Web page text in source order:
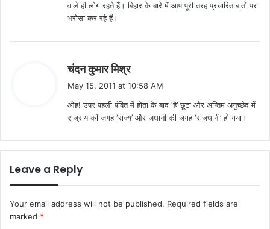
वाले ही लोग रहते हैं। बिहार के बारे में आप पूरी तरह प्रचारित बातों पर
भरोसा कर रहे हैं।
चंदन कुमार मिश्रs
s
:
May 15, 2011 at 10:58 AM
ओह! उपर पहली पंक्ति में होता के बाद ‘है’ छूटा और अन्तिम अनुच्छेद में
राज्राय की जगह ‘राज्य’ और जधानी की जगह ‘राजधानी’ हो गया।
Leave a Reply
Your email address will not be published. Required fields are
marked *